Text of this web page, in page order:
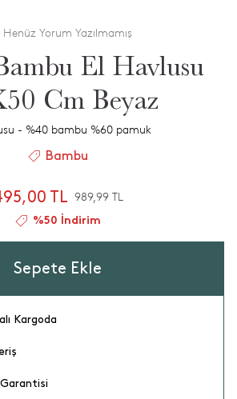
Henüz Yorum Yazılmamış
El Havlusu
Cm Beyaz
- %40 bambu %60 pamuk
Bambu
TL 989,99 TL
%50 İndirim
Sepete Ekle
Kargoda